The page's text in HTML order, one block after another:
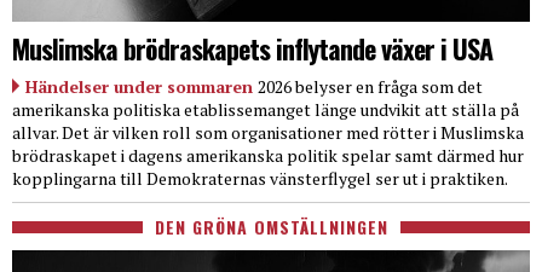
Muslimska brödraskapets inflytande växer i USA
Händelser under sommaren 2026 belyser en fråga som det
amerikanska politiska etablissemanget länge undvikit att ställa på
allvar. Det är vilken roll som organisationer med rötter i Muslimska
brödraskapet i dagens amerikanska politik spelar samt därmed hur
kopplingarna till Demokraternas vänsterflygel ser ut i praktiken.
DEN GRÖNA OMSTÄLLNINGEN